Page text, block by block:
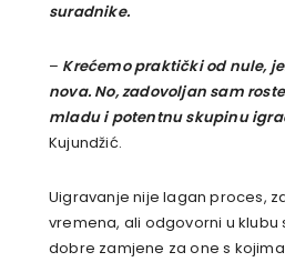
suradnike.
– Krećemo praktički od nule,
nova. No, zadovoljan sam
mladu i potentnu skupinu
Kujundžić.
Uigravanje nije lagan proces,
vremena, ali odgovorni u klubu
dobre zamjene za one s